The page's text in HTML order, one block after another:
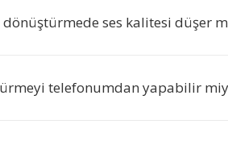
dönüştürmede ses kalitesi düşer
telefonumdan yapabilir